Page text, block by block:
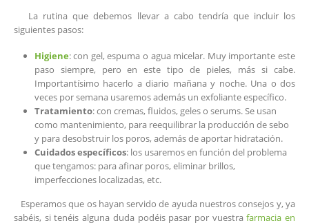
La rutina que debemos llevar a cabo tendría que incluir los
siguientes pasos:
Higiene: con gel, espuma o agua micelar. Muy importante este
paso siempre, pero en este tipo de pieles, más si cabe.
Importantísimo hacerlo a diario mañana y noche. Una o dos
veces por semana usaremos además un exfoliante específico.
Tratamiento: con cremas, fluidos, geles o serums. Se usan
como mantenimiento, para reequilibrar la producción de sebo
y para desobstruir los poros, además de aportar hidratación.
Cuidados específicos: los usaremos en función del problema
que tengamos: para afinar poros, eliminar brillos,
imperfecciones localizadas, etc.
Esperamos que os hayan servido de ayuda nuestros consejos y, ya
sabéis, si tenéis alguna duda podéis pasar por vuestrafarmacia en